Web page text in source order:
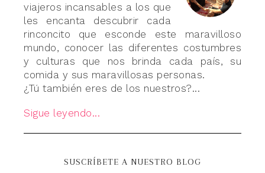
viajeros incansables a los que
les encanta descubrir cada
rinconcito que esconde este maravilloso
mundo, conocer las diferentes costumbres
y culturas que nos brinda cada país, su
comida y sus maravillosas personas.
¿Tú también eres de los nuestros?...
Sigue leyendo...
SUSCRÍBETE A NUESTRO BLOG